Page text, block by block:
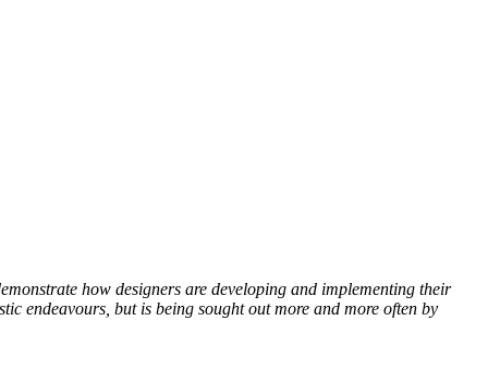
how designers are developing and implementing their
endeavours, but is being sought out more and more often by